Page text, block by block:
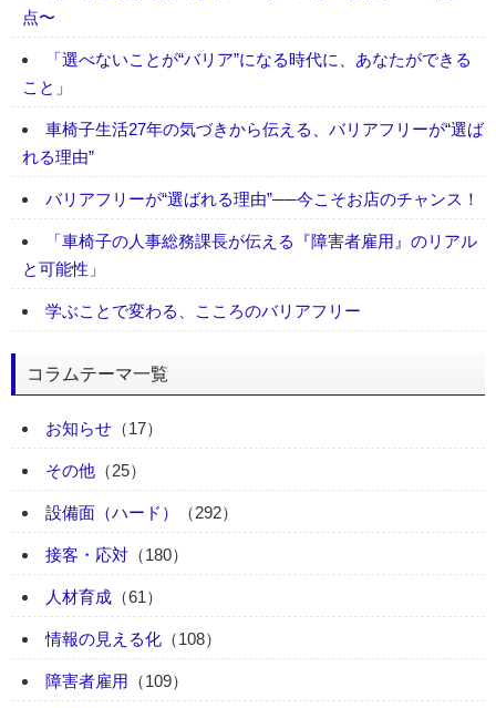
点〜
「選べないことが“バリア”になる時代に、あなたができる
こと」
車椅子生活27年の気づきから伝える、バリアフリーが“選ば
れる理由”
バリアフリーが“選ばれる理由”──今こそお店のチャンス！
「車椅子の人事総務課長が伝える『障害者雇用』のリアル
と可能性」
学ぶことで変わる、こころのバリアフリー
コラムテーマ一覧
お知らせ （17）
その他 （25）
設備面（ハード） （292）
接客・応対 （180）
人材育成 （61）
情報の見える化 （108）
障害者雇用 （109）